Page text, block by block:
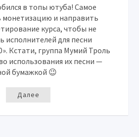
в топы ютуба! Самое
монетизацию и направить
курса, чтобы не
исполнителей для песни
Кстати, группа Мумий Троль
использования их песни —
бумажкой 😉
Далее